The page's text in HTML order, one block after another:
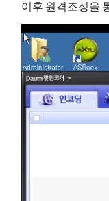
이후 원격조정을